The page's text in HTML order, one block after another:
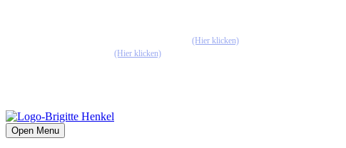
(Hier klicken)
(Hier klicken)
Open Menu